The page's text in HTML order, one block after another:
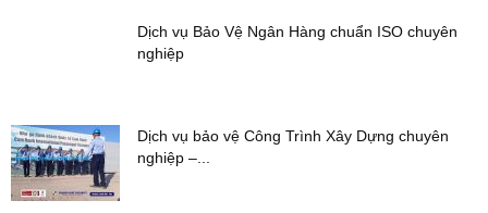
Dịch vụ Bảo Vệ Ngân Hàng chuẩn ISO chuyên
nghiệp
Dịch vụ bảo vệ Công Trình Xây Dựng chuyên
nghiệp –...